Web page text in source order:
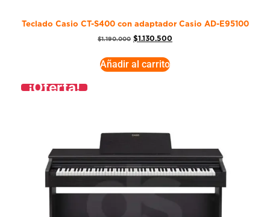
Teclado Casio CT-S400 con adaptador Casio AD-E95100
$1.190.000 $1.130.500
Añadir al carrito
¡Oferta!